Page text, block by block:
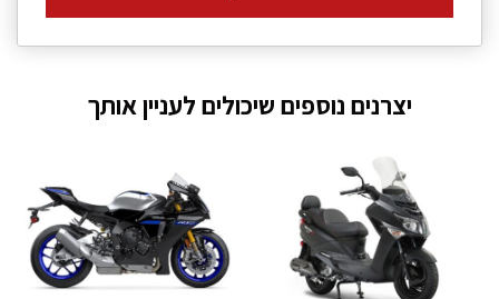
יצרנים נוספים שיכולים לעניין אותך